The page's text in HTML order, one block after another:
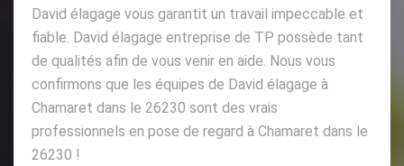
David élagage vous garantit un travail impeccable et
fiable. David élagage entreprise de TP possède tant
de qualités afin de vous venir en aide. Nous vous
confirmons que les équipes de David élagage à
Chamaret dans le 26230 sont des vrais
professionnels en pose de regard à Chamaret dans le
26230 !